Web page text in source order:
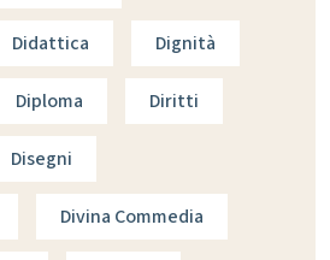
Didattica Dignità
Diploma Diritti
Disegni
Divina Commedia